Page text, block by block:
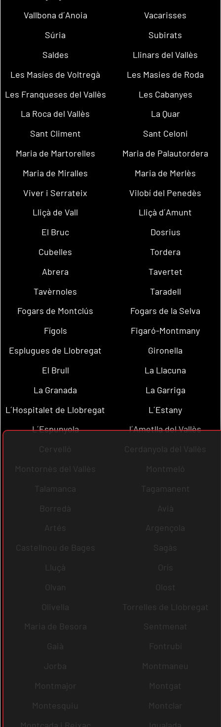
Vallbona d´Anoia
Vacarisses
Súria
Subirats
Saldes
Llinars del Vallès
Les Masíes de Voltregà
Les Masies de Roda
Les Franqueses del Vallès
Les Cabanyes
La Roca del Vallès
La Quar
Sant Climent
Sant Celoni
Maria de Martorelles
Maria de Palautordera
Maria de Miralles
Maria de Merlès
Viver i Serrateix
Vilobí del Penedès
Lliçà de Vall
Lliçà d´Amunt
El Bruc
Dosrius
Cubelles
Tordera
Abrera
Tavertet
Tavèrnoles
Taradell
Fogars de Montclús
Fogars de la Selva
Fígols
Figaró-Montmany
Esplugues de Llobregat
Gironella
El Brull
La Llacuna
La Granada
La Garriga
L´Hospitalet de Llobregat
L´Estany
L´Espunyola
l´Ametlla del Vallès
Cervelló
Cerdanyola del Vallès
Montornès del Vallès
Montmeló
Talamanca
Tagamanent
Borredà
Avià
Artés
Argençola
Castellnou de Bages
Sagàs
Lluçà
Orís
Olvan
Olost
Olivella
Torrelles de Llobregat
Maria de Besora
Sentmenat
Gaià
Fontrubí
Jorba
Montmaneu
Montmajor
Montgat
Montesquiu
Montclar
Montcada i Reixac
Igualada